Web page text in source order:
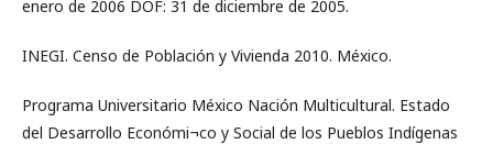
enero de 2006 DOF: 31 de diciembre de 2005.
INEGI. Censo de Población y Vivienda 2010. México.
Programa Universitario México Nación Multicultural. Estado
del Desarrollo Económi¬co y Social de los Pueblos Indígenas